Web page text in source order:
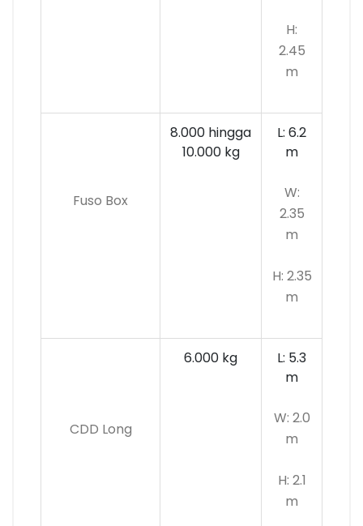
H:
2.45
m
Fuso Box
8.000 hingga
10.000 kg
L: 6.2
m
W:
2.35
m
H: 2.35
m
CDD Long
6.000 kg
L: 5.3
m
W: 2.0
m
H: 2.1
m